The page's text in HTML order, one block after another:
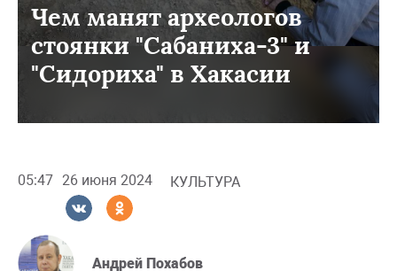
Чем манят археологов
стоянки "Сабаниха-3" и
"Сидориха" в Хакасии
05:47 26 июня 2024 КУЛЬТУРА
Андрей Похабов